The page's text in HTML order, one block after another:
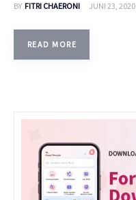
BY FITRI CHAERONI JUNI 23, 2020
READ MORE